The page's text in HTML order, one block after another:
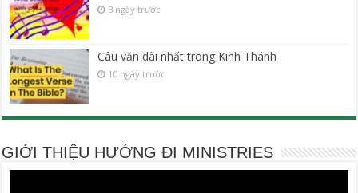
8 ngày trước
Câu văn dài nhất trong Kinh Thánh
10 ngày trước
GIỚI THIỆU HƯỚNG ĐI MINISTRIES